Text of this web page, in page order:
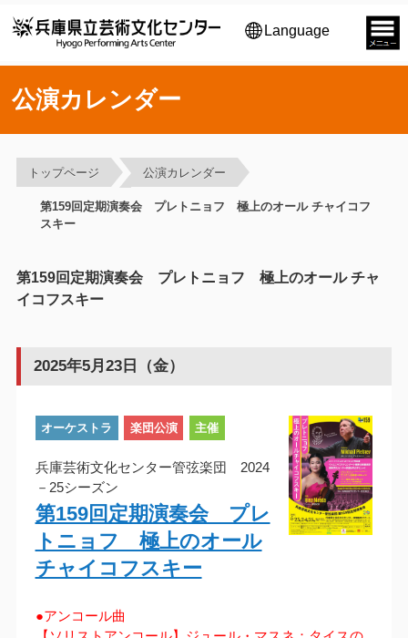
Language
公演カレンダー
トップページ 公演カレンダー
第159回定期演奏会 プレトニョフ 極上のオール チャイコフ
スキー
第159回定期演奏会 プレトニョフ 極上のオール チャ
イコフスキー
2025年5月23日（金）
オーケストラ 楽団公演 主催
兵庫芸術文化センター管弦楽団 2024
－25シーズン
第159回定期演奏会 プレ
トニョフ 極上のオール
チャイコフスキー
●アンコール曲